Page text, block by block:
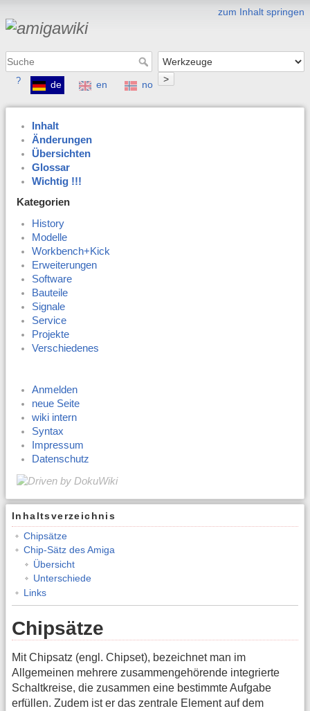
zum Inhalt springen
>
? de en no
Inhalt
Änderungen
Übersichten
Glossar
Wichtig !!!
Kategorien
History
Modelle
Workbench+Kick
Erweiterungen
Software
Bauteile
Signale
Service
Projekte
Verschiedenes
Anmelden
neue Seite
wiki intern
Syntax
Impressum
Datenschutz
Inhaltsverzeichnis
Chipsätze
Chip-Sätz des Amiga
Übersicht
Unterschiede
Links
Chipsätze
Mit Chipsatz (engl. Chipset), bezeichnet man im
Allgemeinen mehrere zusammengehörende integrierte
Schaltkreise, die zusammen eine bestimmte Aufgabe
erfüllen. Zudem ist er das zentrale Element auf dem